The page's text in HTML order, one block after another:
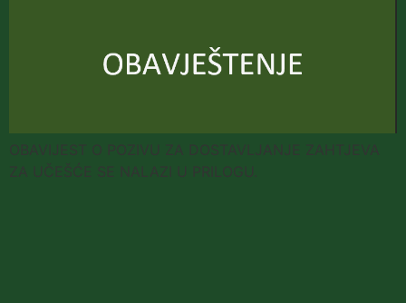
OBAVIJEST O POZIVU ZA DOSTAVLJANJE ZAHTJEVA
ZA UČEŠĆE SE NALAZI U PRILOGU.